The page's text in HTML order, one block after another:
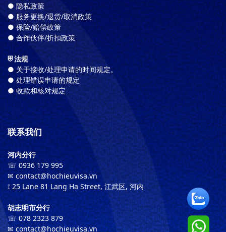
● 隐私政策
● 服务更换/退货/取消政策
● 保险/赔偿政策
● 合作伙伴/折扣政策
⛨ 法规
● 关于接收/处理申请的时间规定。
● 处理错误申请的规定
● 收款和核对规定
联系我们
河内分行
☏ 0936 179 995
✉︎ contact@hochieuvisa.vn
⟟ 25 Lane 81 Lang Ha Street, 江武区, 河内
胡志明市分行
☏ 078 2323 879
✉︎ contact@hochieuvisa.vn